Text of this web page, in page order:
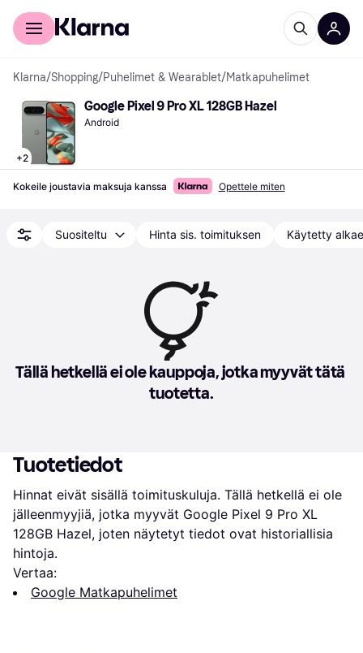
Kuluttajille
Klarna/Shopping/Puhelimet & Wearablet/Matkapuhelimet
+2
Google Pixel 9 Pro XL 128GB Hazel
Android
Kokeile joustavia maksuja kanssa Opettele miten
Suositeltu Hinta sis. toimituksen Käytetty
Tällä hetkellä ei ole kauppoja, jotka myyvät tätä
tuotetta.
Tuotetiedot
Hinnat eivät sisällä toimituskuluja. Tällä hetkellä ei ole
jälleenmyyjiä, jotka myyvät Google Pixel 9 Pro XL
128GB Hazel, joten näytetyt tiedot ovat historiallisia
hintoja.
Vertaa:
Google Matkapuhelimet